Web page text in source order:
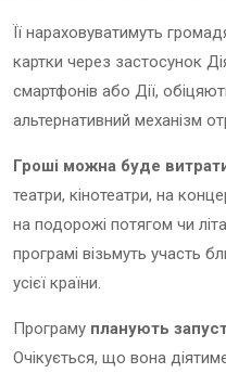
Її нараховуватимуть
картки через застосунок
смартфонів або Дії,
альтернативний механізм
Гроші можна буде
театри, кінотеатри, на
на подорожі потягом чи
програмі візьмуть участь
усієї країни.
Програму планують
Очікується, що вона